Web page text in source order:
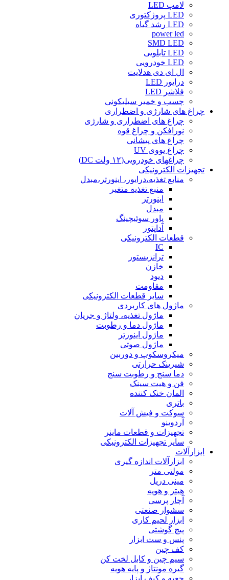
لامپ LED
LED پروژکتوری
LED رشد گیاه
power led
SMD LED
LED تابلویی
LED خودرویی
ال ای دی هدلایت
درایور LED
فلاشر LED
چسب و خمیر سیلیکونی
چراغ های شارژی و اضطراری
چراغ های اضطراری و شارژی
نورافکن و چراغ قوه
چراغ های پیشانی
چراغ یووی UV
چراغهای خودرویی(۱۲ ولت DC)
تجهیزات الکترونیکی
منابع تغذیه،درایور، اینورتر،مبدل
منبع تغذیه متغیر
اینورتر
مبدل
پاور سوئیچینگ
آداپتور
قطعات الکترونیکی
IC
ترانزیستور
خازن
دیود
مقاومت
سایر قطعات الکترونیکی
ماژول های کاربردی
ماژول تغذیه، ولتاژ و جریان
ماژول دما و رطوبت
ماژول اینورتر
ماژول صوتی
میکروسکوپ و دوربین
شیرینک حرارتی
دما سنج و رطوبت سنج
فن و هیت سینک
المان خنک کننده
باتری
سوکت و فیش آلات
آردوینو
تجهیزات و قطعات ماینر
سایر تجهیزات الکترونیکی
ابزارآلات
ابزارآلات اندازه گیری
مولتی متر
مینی دریل
هیتر و هویه
آچار پرسی
سشوار صنعتی
ابزار لحیم کاری
پیچ گوشتی
پنس و ست ابزار
کف چین
سیم چین و کابل لخت کن
گیره مونتاژ و پایه هویه
جعبه و کیف ابزار